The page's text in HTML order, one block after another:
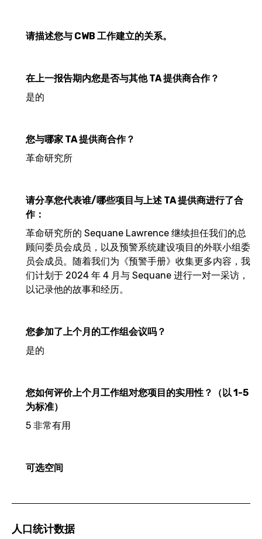
请描述您与 CWB 工作建立的关系。
在上一报告期内您是否与其他 TA 提供商合作？
是的
您与哪家 TA 提供商合作？
革命研究所
请分享您代表谁/哪些项目与上述 TA 提供商进行了合
作：
革命研究所的 Sequane Lawrence 继续担任我们的总
顾问委员会成员，以及预警系统建设项目的外联小组委
员会成员。随着我们为《预警手册》收集更多内容，我
们计划于 2024 年 4 月与 Sequane 进行一对一采访，
以记录他的故事和经历。
您参加了上个月的工作组会议吗？
是的
您如何评价上个月工作组对您项目的实用性？（以 1-5
为标准）
5 非常有用
可选空间
人口统计数据